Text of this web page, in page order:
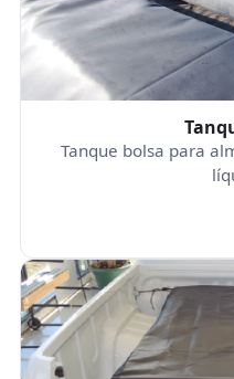
Tanque bolsa para